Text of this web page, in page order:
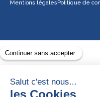
Mentions légalesPolitique de